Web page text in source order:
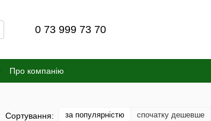
0 73 999 73 70
Про компанію
Сортування: за популярністю спочатку дешевше